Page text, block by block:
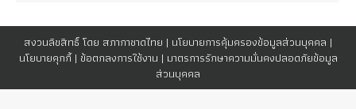
สงวนลิขสิทธิ์ โดย สภากาชาดไทย | นโยบายการคุ้มครองข้อมูลส่วนบุคคล |
นโยบายคุกกี้| ข้อตกลงการใช้งาน | มาตรการรักษาความมั่นคงปลอดภัยข้อมูล
ส่วนบุคคล